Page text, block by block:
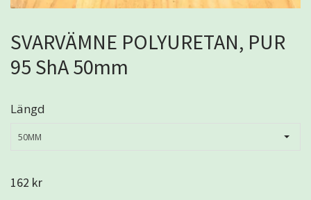
SVARVÄMNE POLYURETAN, PUR
95 ShA 50mm
Längd
50MM
162 kr